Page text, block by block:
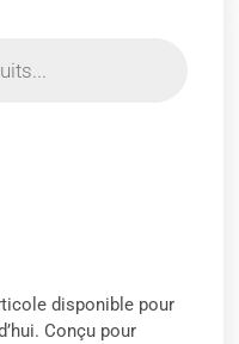
disponible pour
Conçu pour